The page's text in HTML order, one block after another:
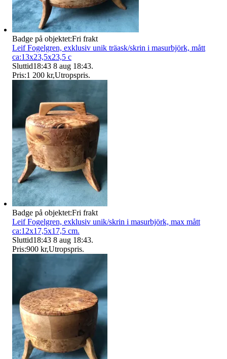
Badge på objektet:Fri frakt
Leif Fogelgren, exklusiv unik träask/skrin i masurbjörk, mått
ca:13x23,5x23,5 c
Sluttid18:43 8 aug 18:43.
Pris:1 200 kr,Utropspris.
Badge på objektet:Fri frakt
Leif Fogelgren, exklusiv unik/skrin i masurbjörk, max mått
ca:12x17,5x17,5 cm.
Sluttid18:43 8 aug 18:43.
Pris:900 kr,Utropspris.